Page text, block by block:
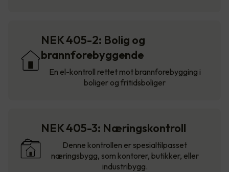
NEK 405-2: Bolig og
brannforebyggende
En el-kontroll rettet mot brannforebygging i
boliger og fritidsboliger
NEK 405-3: Næringskontroll
Denne kontrollen er spesialtilpasset
næringsbygg, som kontorer, butikker, eller
industribygg.